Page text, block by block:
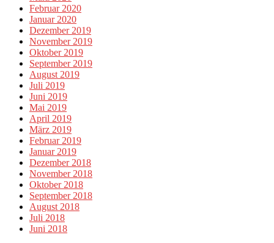
Februar 2020
Januar 2020
Dezember 2019
November 2019
Oktober 2019
September 2019
August 2019
Juli 2019
Juni 2019
Mai 2019
April 2019
März 2019
Februar 2019
Januar 2019
Dezember 2018
November 2018
Oktober 2018
September 2018
August 2018
Juli 2018
Juni 2018